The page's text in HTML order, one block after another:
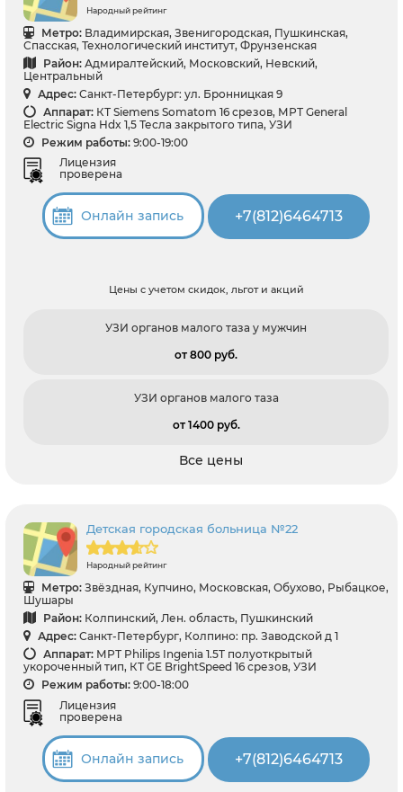
Народный рейтинг
Метро: Владимирская, Звенигородская, Пушкинская,
Спасская, Технологический институт, Фрунзенская
Район: Адмиралтейский, Московский, Невский,
Центральный
Адрес: Санкт-Петербург: ул. Бронницкая 9
Аппарат: КТ Siemens Somatom 16 срезов, МРТ General
Electric Signa Hdx 1,5 Тесла закрытого типа, УЗИ
Режим работы: 9:00-19:00
Лицензия
проверена
Онлайн запись +7(812)6464713
Цены с учетом скидок, льгот и акций
УЗИ органов малого таза у мужчин
от 800 pуб.
УЗИ органов малого таза
от 1400 pуб.
Все цены
Детская городская больница №22
Народный рейтинг
Метро: Звёздная, Купчино, Московская, Обухово, Рыбацкое,
Шушары
Район: Колпинский, Лен. область, Пушкинский
Адрес: Санкт-Петербург, Колпино: пр. Заводской д 1
Аппарат: МРТ Philips Ingenia 1.5T полуоткрытый
укороченный тип, КТ GЕ BrightSpeed 16 срезов, УЗИ
Режим работы: 9:00-18:00
Лицензия
проверена
Онлайн запись +7(812)6464713